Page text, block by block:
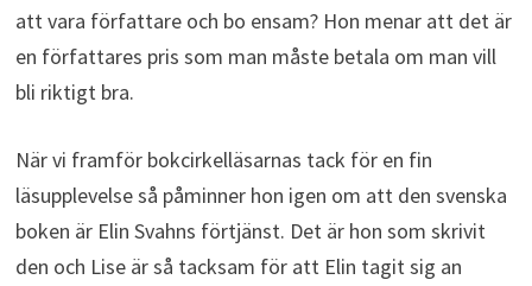
att vara författare och bo ensam? Hon menar att det är
en författares pris som man måste betala om man vill
bli riktigt bra.
När vi framför bokcirkelläsarnas tack för en fin
läsupplevelse så påminner hon igen om att den svenska
boken är Elin Svahns förtjänst. Det är hon som skrivit
den och Lise är så tacksam för att Elin tagit sig an